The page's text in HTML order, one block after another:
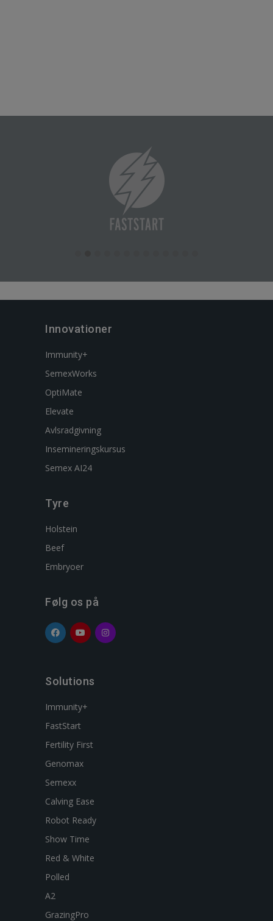
Innovationer
Immunity+
SemexWorks
OptiMate
Elevate
Avlsradgivning
Insemineringskursus
Semex AI24
Tyre
Holstein
Beef
Embryoer
Følg os på
Solutions
Immunity+
FastStart
Fertility First
Genomax
Semexx
Calving Ease
Robot Ready
Show Time
Red & White
Polled
A2
GrazingPro